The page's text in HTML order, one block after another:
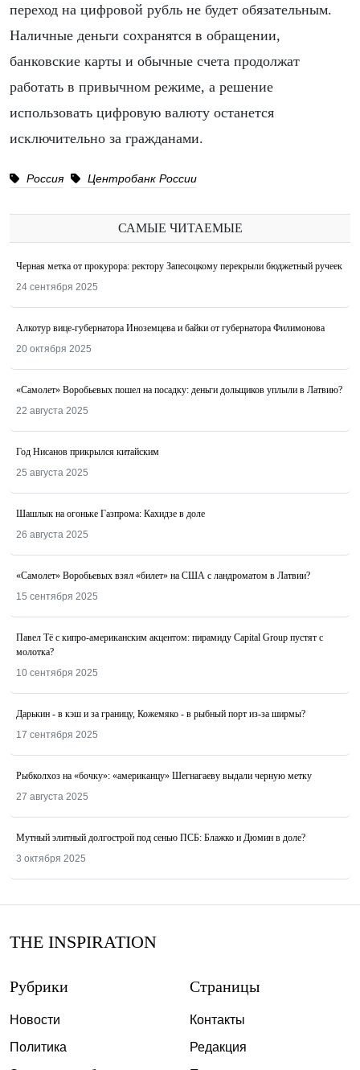
переход на цифровой рубль не будет обязательным.
Наличные деньги сохранятся в обращении,
банковские карты и обычные счета продолжат
работать в привычном режиме, а решение
использовать цифровую валюту останется
исключительно за гражданами.
Россия Центробанк России
САМЫЕ ЧИТАЕМЫЕ
Черная метка от прокурора: ректору Запесоцкому перекрыли бюджетный ручеек
24 сентября 2025
Алкотур вице-губернатора Иноземцева и байки от губернатора Филимонова
20 октября 2025
«Самолет» Воробьевых пошел на посадку: деньги дольщиков уплыли в Латвию?
22 августа 2025
Год Нисанов прикрылся китайским
25 августа 2025
Шашлык на огоньке Газпрома: Кахидзе в доле
26 августа 2025
«Самолет» Воробьевых взял «билет» на США с ландроматом в Латвии?
15 сентября 2025
Павел Тё с кипро-американским акцентом: пирамиду Capital Group пустят с
молотка?
10 сентября 2025
Дарькин - в кэш и за границу, Кожемяко - в рыбный порт из-за ширмы?
17 сентября 2025
Рыбколхоз на «бочку»: «американцу» Шегнагаеву выдали черную метку
27 августа 2025
Мутный элитный долгострой под сенью ПСБ: Блажко и Дюмин в доле?
3 октября 2025
THE INSPIRATION
Рубрики
Новости
Политика
Страницы
Контакты
Редакция